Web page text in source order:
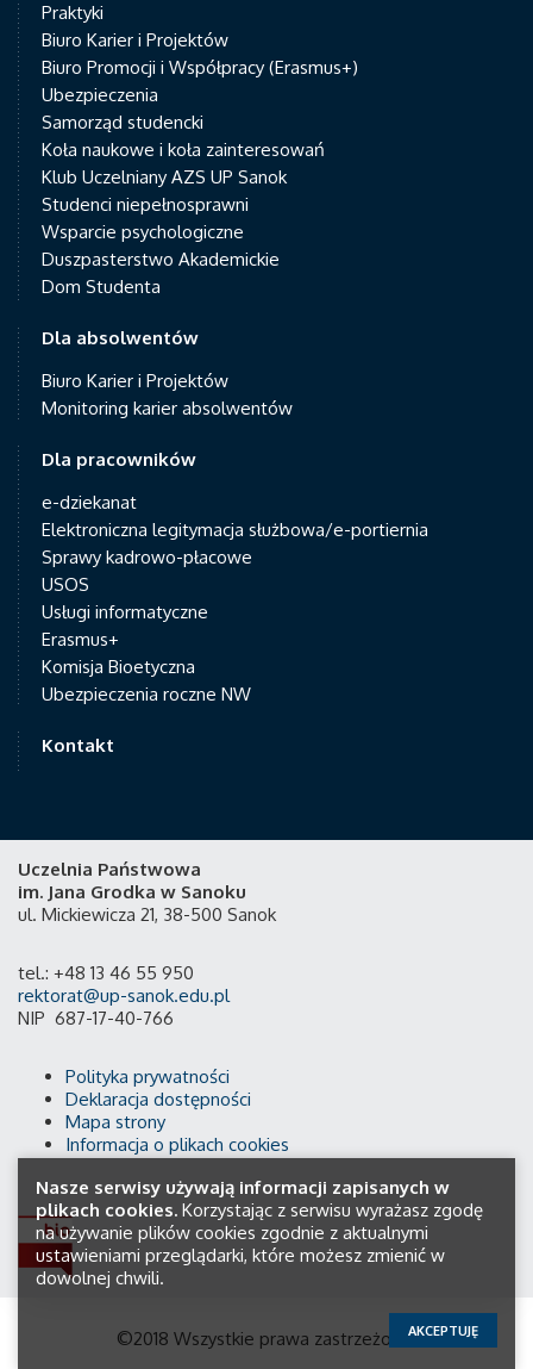
Praktyki
Biuro Karier i Projektów
Biuro Promocji i Współpracy (Erasmus+)
Ubezpieczenia
Samorząd studencki
Koła naukowe i koła zainteresowań
Klub Uczelniany AZS UP Sanok
Studenci niepełnosprawni
Wsparcie psychologiczne
Duszpasterstwo Akademickie
Dom Studenta
Dla absolwentów
Biuro Karier i Projektów
Monitoring karier absolwentów
Dla pracowników
e-dziekanat
Elektroniczna legitymacja służbowa/e-portiernia
Sprawy kadrowo-płacowe
USOS
Usługi informatyczne
Erasmus+
Komisja Bioetyczna
Ubezpieczenia roczne NW
Kontakt
Uczelnia Państwowa
im. Jana Grodka w Sanoku
ul. Mickiewicza 21, 38-500 Sanok
tel.: +48 13 46 55 950
rektorat@up-sanok.edu.pl
NIP 687-17-40-766
Polityka prywatności
Deklaracja dostępności
Mapa strony
Informacja o plikach cookies
©2018 Wszystkie prawa zastrzeżone.
Nasze serwisy używają informacji zapisanych w
plikach cookies. Korzystając z serwisu wyrażasz zgodę
na używanie plików cookies zgodnie z aktualnymi
ustawieniami przeglądarki, które możesz zmienić w
dowolnej chwili.
AKCEPTUJĘ